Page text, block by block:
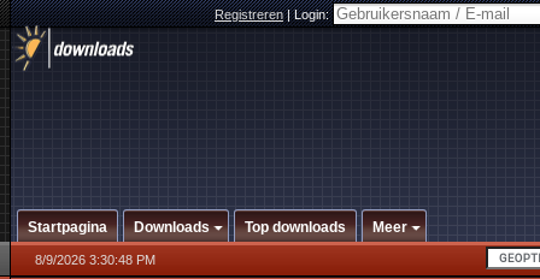
Registreren|Login:
Startpagina Downloads Top downloads Meer
8/9/2026 3:30:48 PM